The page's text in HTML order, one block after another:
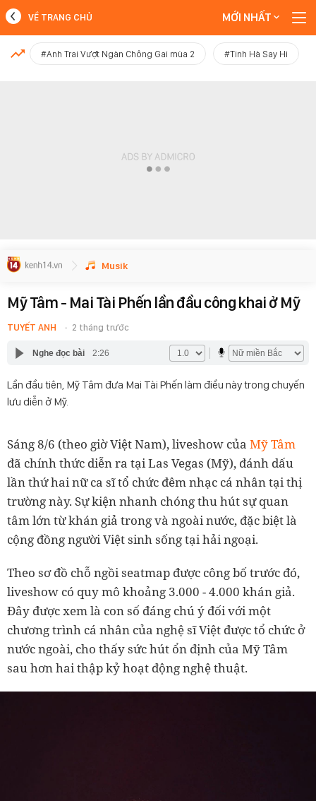
MỚI NHẤT
VỀ TRANG CHỦ MỚI NHẤT
#Anh Trai Vượt Ngàn Chông Gai mùa 2 #Tinh Hà Say Hi
Musik
Mỹ Tâm - Mai Tài Phến lần đầu công khai ở Mỹ
TUYẾT ANH 2 tháng trước
Nghe đọc bài 2:26
Lần đầu tiên, Mỹ Tâm đưa Mai Tài Phến làm điều này trong chuyến
lưu diễn ở Mỹ.
Sáng 8/6 (theo giờ Việt Nam), liveshow của Mỹ Tâm
đã chính thức diễn ra tại Las Vegas (Mỹ), đánh dấu
lần thứ hai nữ ca sĩ tổ chức đêm nhạc cá nhân tại thị
trường này. Sự kiện nhanh chóng thu hút sự quan
tâm lớn từ khán giả trong và ngoài nước, đặc biệt là
cộng đồng người Việt sinh sống tại hải ngoại.
Theo sơ đồ chỗ ngồi seatmap được công bố trước đó,
liveshow có quy mô khoảng 3.000 - 4.000 khán giả.
Đây được xem là con số đáng chú ý đối với một
chương trình cá nhân của nghệ sĩ Việt được tổ chức ở
nước ngoài, cho thấy sức hút ổn định của Mỹ Tâm
sau hơn hai thập kỷ hoạt động nghệ thuật.